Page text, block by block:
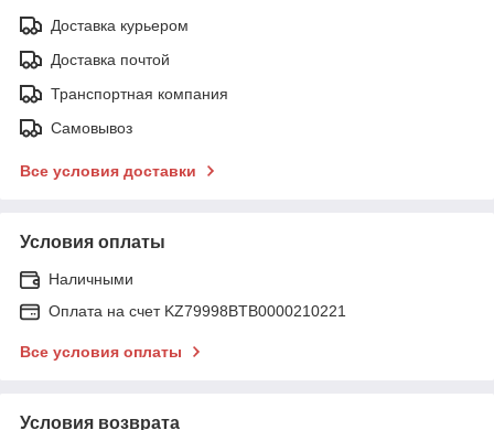
Доставка курьером
Доставка почтой
Транспортная компания
Самовывоз
Все условия доставки
Условия оплаты
Наличными
Оплата на счет KZ79998BTB0000210221
Все условия оплаты
Условия возврата